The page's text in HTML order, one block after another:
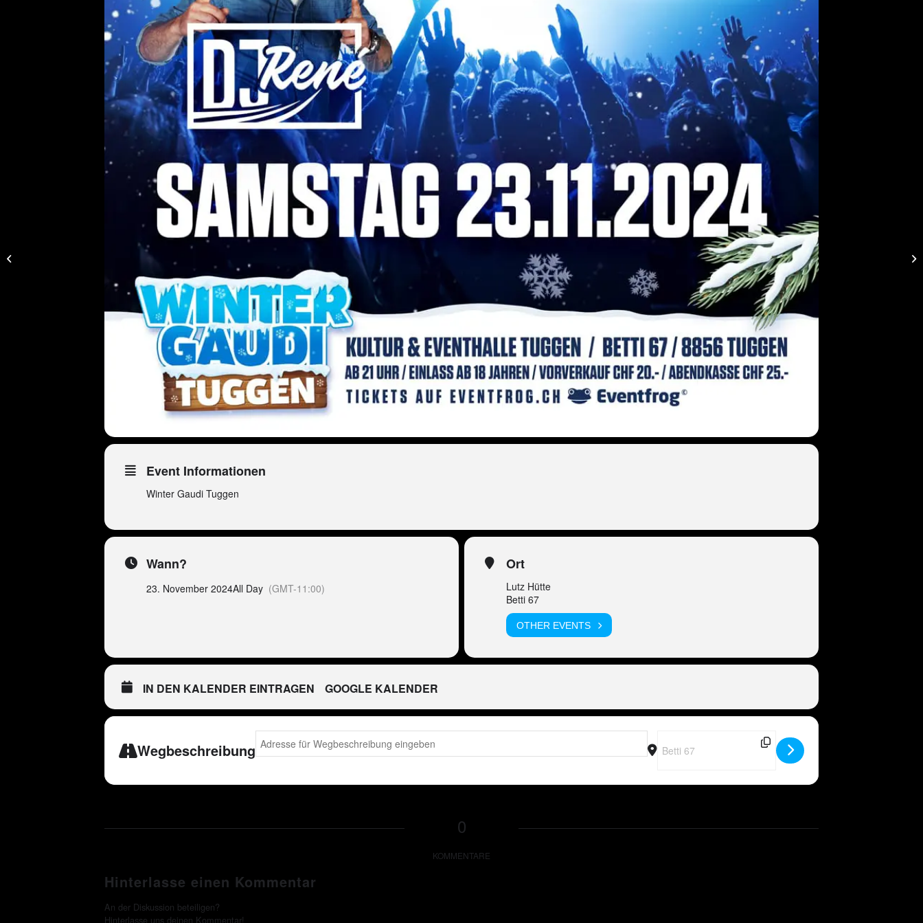
Event Informationen
Winter Gaudi Tuggen
Wann?
23. November 2024All Day (GMT-11:00)
Ort
Lutz Hütte
Betti 67
OTHER EVENTS
IN DEN KALENDER EINTRAGEN GOOGLE KALENDER
Wegbeschreibung
Address - CH - Peter Wackel LIVE in Tuggen [SQVEyzADr] Destination Address - CH - Peter Wackel LIVE in Tuggen
0
KOMMENTARE
Hinterlasse einen Kommentar
An der Diskussion beteiligen?
Hinterlasse uns deinen Kommentar!